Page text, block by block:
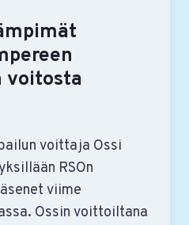
voitosta
voittaja Ossi
RSOn
viime
Ossin voittoiltana